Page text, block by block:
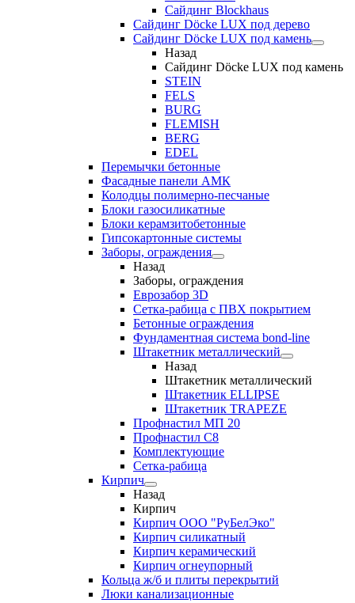
Сайдинг Blockhaus
Сайдинг Döcke LUX под дерево
Сайдинг Döcke LUX под камень
Назад
Сайдинг Döcke LUX под камень
STEIN
FELS
BURG
FLEMISH
BERG
EDEL
Перемычки бетонные
Фасадные панели АМК
Колодцы полимерно-песчаные
Блоки газосиликатные
Блоки керамзитобетонные
Гипсокартонные системы
Заборы, ограждения
Назад
Заборы, ограждения
Еврозабор 3D
Сетка-рабица с ПВХ покрытием
Бетонные ограждения
Фундаментная система bond-line
Штакетник металлический
Назад
Штакетник металлический
Штакетник ELLIPSE
Штакетник TRAPEZE
Профнастил МП 20
Профнастил С8
Комплектующие
Сетка-рабица
Кирпич
Назад
Кирпич
Кирпич ООО "РуБелЭко"
Кирпич силикатный
Кирпич керамический
Кирпич огнеупорный
Кольца ж/б и плиты перекрытий
Люки канализационные